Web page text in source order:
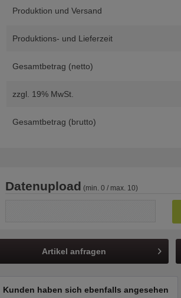
Produktion und Versand
Produktions- und Lieferzeit
Gesamtbetrag (netto)
zzgl. 19% MwSt.
Gesamtbetrag (brutto)
Datenupload (min. 0 / max. 10)
Artikel anfragen
Kunden haben sich ebenfalls angesehen